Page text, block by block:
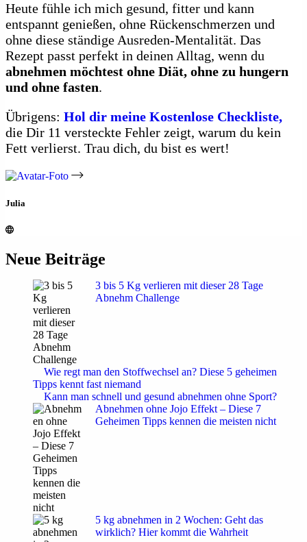
Heute fühle ich mich gesund, fitter und kann
entspannt genießen, ohne Rückenschmerzen und
ohne diese ständige Ausreden-Mentalität. Das
Rezept passt perfekt in deinen Alltag, wenn du
abnehmen möchtest ohne Diät, ohne zu hungern
und ohne fasten.
Übrigens: Hol dir meine Kostenlose Checkliste,
die Dir 11 versteckte Fehler zeigt, warum du kein
Fett verlierst. Trau dich, du bist es wert!
Julia
Neue Beiträge
3 bis 5 Kg verlieren mit dieser 28 Tage
Abnehm Challenge
Wie regt man den Stoffwechsel an? Diese 5 geheimen
Tipps kennt fast niemand
Kann man schnell und gesund abnehmen ohne Sport?
Abnehmen ohne Jojo Effekt – Diese 7
Geheimen Tipps kennen die meisten nicht
5 kg abnehmen in 2 Wochen: Geht das
wirklich? Hier kommt die Wahrheit